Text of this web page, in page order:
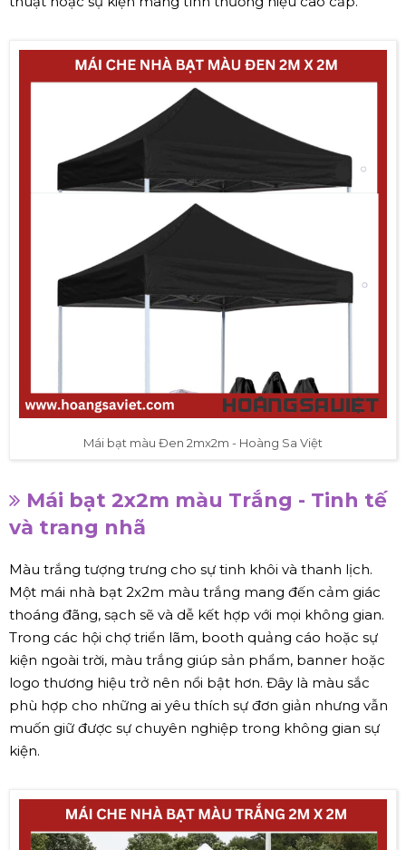
Mái bạt màu Đen 2mx2m - Hoàng Sa Việt
Mái bạt 2x2m màu Trắng - Tinh tế
và trang nhã
Màu trắng tượng trưng cho sự tinh khôi và thanh lịch.
Một mái nhà bạt 2x2m màu trắng mang đến cảm giác
thoáng đãng, sạch sẽ và dễ kết hợp với mọi không gian.
Trong các hội chợ triển lãm, booth quảng cáo hoặc sự
kiện ngoài trời, màu trắng giúp sản phẩm, banner hoặc
logo thương hiệu trở nên nổi bật hơn. Đây là màu sắc
phù hợp cho những ai yêu thích sự đơn giản nhưng vẫn
muốn giữ được sự chuyên nghiệp trong không gian sự
kiện.